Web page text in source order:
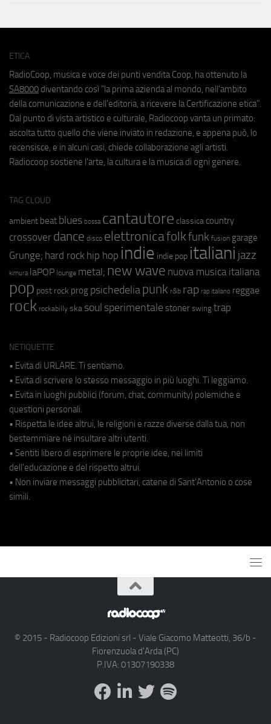
ETICA
RadioCoop, musica e voce dei punti vendita Coop, ha ottenuto la
SA8000 diventando così "la prima azienda al mondo, nell'ambito
della comunicazione e dell'editoria, a ricevere la Certificazione etica".
Dal punto di vista artistico e culturale, Radiocoop vanta un primato:
ascolta tutto quello che viene inviato in redazione, e appena può, lo
recensisce, e in alcuni casi, chiede collaborazione agli artisti.
Radiocoop sostiene l'arte, la cultura e la musica di ogni genere.
TAG CLOUD
ambient beat blues bossa cantautore classica country
crossover dance disco elettronicafolkfunk fusion garage
Grunge; hard rock hip hop indie indie pop italiani jazz
kimura laPOP lounge metal; new wave nuova musica italiana
pop post rock prog psichedeliapunk r&b rap rap italiano reggae
rock rockabilly ska soul sperimentale stoner swing trap
NETIQUETTE
• Evita di URLARE. Ti sentiamo.
• Evita di scrivere lo stesso messaggio in più luoghi. Ti leggiamo.
• Evita in luoghi pubblici (forum, chat, community) polemiche e
questioni personali.
• Rispetta le idee altrui, le religioni e razze diverse dalla tua, non
bestemmiare né insultare altri utenti.
• Sentiti libero di esprimere le proprie idee, nei limiti
dell'educazione e del rispetto altrui.
• Non inviare messaggi pubblicitari, catene di Sant'Antonio o cose
simili.
© 2015 - Radiocoop Edizioni srl - Viale Giacomo Matteotti, 36/b -
Fiorenzuola d'Arda (PC)
P.IVA: 01307190338